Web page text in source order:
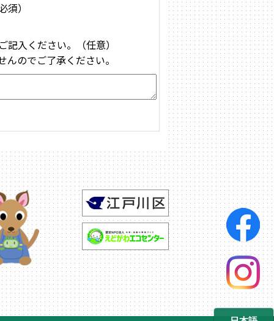
）
入ください。（任意）
のでご了承ください。